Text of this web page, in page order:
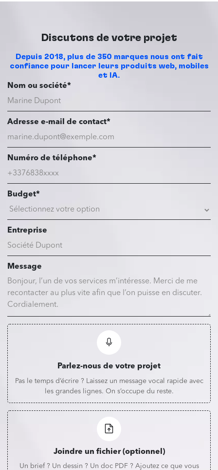
Discutons de votre projet
Depuis 2018, plus de 350 marques nous ont fait
confiance pour lancer leurs produits web, mobiles
et IA.
Nom ou société*
Adresse e-mail de contact*
Numéro de téléphone*
Budget*
Entreprise
Message
Parlez-nous de votre projet
Pas le temps d’écrire ? Laissez un message vocal rapide avec
les grandes lignes. On s’occupe du reste.
Joindre un fichier (optionnel)
Un brief ? Un dessin ? Un doc PDF ? Ajoutez ce que vous